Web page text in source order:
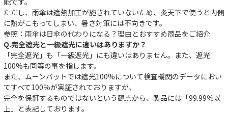
件
ただし、雨傘は遮熱加工が施されていないため、炎天下で使うと内側
に熱がこもってしまい、暑さ対策には不向きです。
参照： 雨傘は日傘の代わりになる？理由とおすすめ商品をご紹介
Q.完全遮光と一級遮光に違いはありますか？
「完全遮光」も「一級遮光」にも違いはありません。また、遮光
100%も同等の事を指します。
また、ムーンバットでは遮光100%について検査機関のデータにおい
てすべて100％が実証されておりますが、
完全を保証するものではないという観点から、製品には「99.99％以
上」と表記しております。